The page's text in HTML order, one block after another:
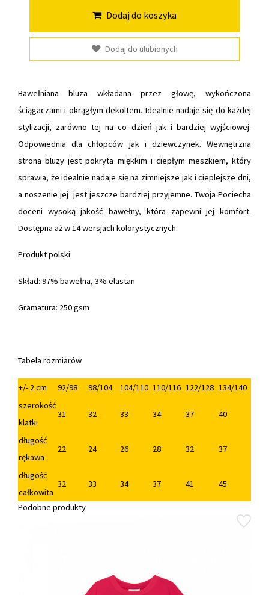
Dodaj do koszyka
Dodaj do ulubionych
Bawełniana bluza wkładana przez głowę, wykończona
ściągaczami i okrągłym dekoltem. Idealnie nadaje się do każdej
stylizacji, zarówno tej na co dzień jak i bardziej wyjściowej.
Odpowiednia dla chłopców jak i dziewczynek. Wewnętrzna
strona bluzy jest pokryta miękkim i ciepłym meszkiem, który
sprawia, że idealnie nadaje się na zimniejsze jak i cieplejsze dni,
a noszenie jej jest jeszcze bardziej przyjemne. Twoja Pociecha
doceni wysoką jakość bawełny, która zapewni jej komfort.
Dostępna aż w 14 wersjach kolorystycznych.
Produkt polski
Skład: 97% bawełna, 3% elastan
Gramatura: 250 gsm
Tabela rozmiarów
+/- 2 cm 92/98 98/104 104/110 110/116 122/128 134/140
szerokość
klatki
31 32 33 34 37 40
długość
rękawa
22 24 26 28 32 37
długość
całkowita
32 33 34 37 41 45
Podobne produkty